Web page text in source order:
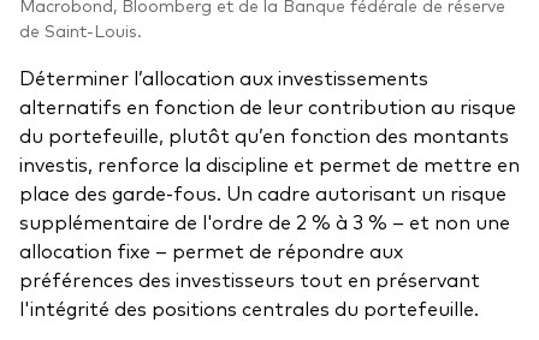
Macrobond, Bloomberg et de la Banque fédérale de réserve
de Saint-Louis.
Déterminer l’allocation aux investissements
alternatifs en fonction de leur contribution au risque
du portefeuille, plutôt qu’en fonction des montants
investis, renforce la discipline et permet de mettre en
place des garde-fous. Un cadre autorisant un risque
supplémentaire de l'ordre de 2 % à 3 % – et non une
allocation fixe – permet de répondre aux
préférences des investisseurs tout en préservant
l'intégrité des positions centrales du portefeuille.